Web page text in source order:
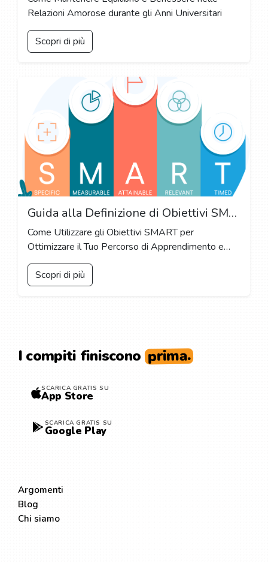
Relazioni Amorose durante gli Anni Universitari
Scopri di più
Guida alla Definizione di Obiettivi SMART: Chiavi per il Successo Accademico e Personale
Come Utilizzare gli Obiettivi SMART per
Ottimizzare il Tuo Percorso di Apprendimento e
Realizzazione Personale
Scopri di più
I compiti finiscono prima.
SCARICA GRATIS SU
App Store
SCARICA GRATIS SU
Google Play
Argomenti
Blog
Chi siamo